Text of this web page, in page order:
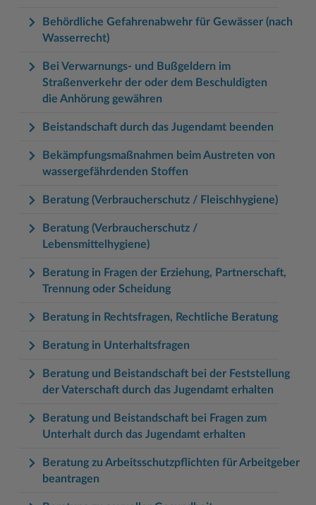
Behördliche Gefahrenabwehr für Gewässer (nach
Wasserrecht)
Bei Verwarnungs- und Bußgeldern im
Straßenverkehr der oder dem Beschuldigten
die Anhörung gewähren
Beistandschaft durch das Jugendamt beenden
Bekämpfungsmaßnahmen beim Austreten von
wassergefährdenden Stoffen
Beratung (Verbraucherschutz / Fleischhygiene)
Beratung (Verbraucherschutz /
Lebensmittelhygiene)
Beratung in Fragen der Erziehung, Partnerschaft,
Trennung oder Scheidung
Beratung in Rechtsfragen, Rechtliche Beratung
Beratung in Unterhaltsfragen
Beratung und Beistandschaft bei der Feststellung
der Vaterschaft durch das Jugendamt erhalten
Beratung und Beistandschaft bei Fragen zum
Unterhalt durch das Jugendamt erhalten
Beratung zu Arbeitsschutzpflichten für Arbeitgeber
beantragen